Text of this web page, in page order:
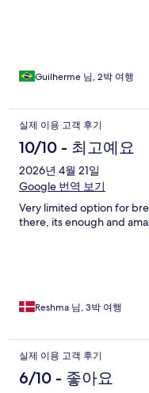
Guilherme 님, 2박 여행
실제 이용 고객 후기
10/10 - 최고예요
2026년 4월 21일
Google 번역 보기
Very limited option for
there, its enough and
Reshma 님, 3박 여행
실제 이용 고객 후기
6/10 - 좋아요